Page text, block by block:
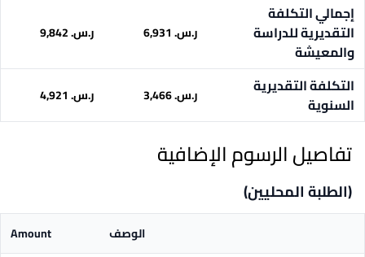
إجمالي التكلفة
التقديرية للدراسة
والمعيشة
ر.س.‏ 6,931 ر.س.‏ 9,842
التكلفة التقديرية
السنوية
ر.س.‏ 3,466 ر.س.‏ 4,921
تفاصيل الرسوم الإضافية
(الطلبة المحليين)
الوصف
Amount